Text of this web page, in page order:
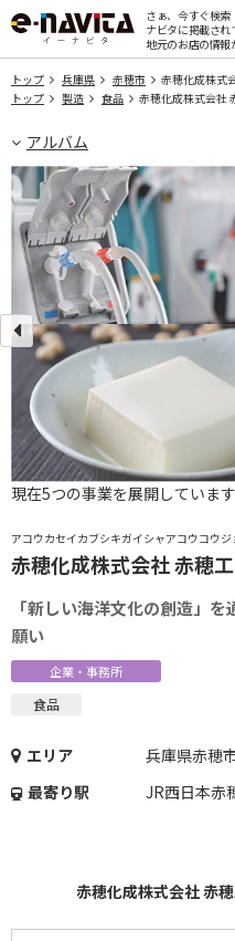
さぁ、今すぐ検索
ナビタに掲載され
地元のお店の情報
トップ 兵庫県 赤穂市
赤穂化成株式
トップ
製造 食品 赤穂化成株式会社
アルバム
アコウカセイカブシキガイシャアコウコウジ
赤穂化成株式会社 赤穂
「新しい海洋文化の創造」
願い
企業・事務所
食品
エリア
兵庫県赤穂
最寄り駅
JR西日本赤
赤穂化成株式会社 赤
現在5つの事業を展開しています